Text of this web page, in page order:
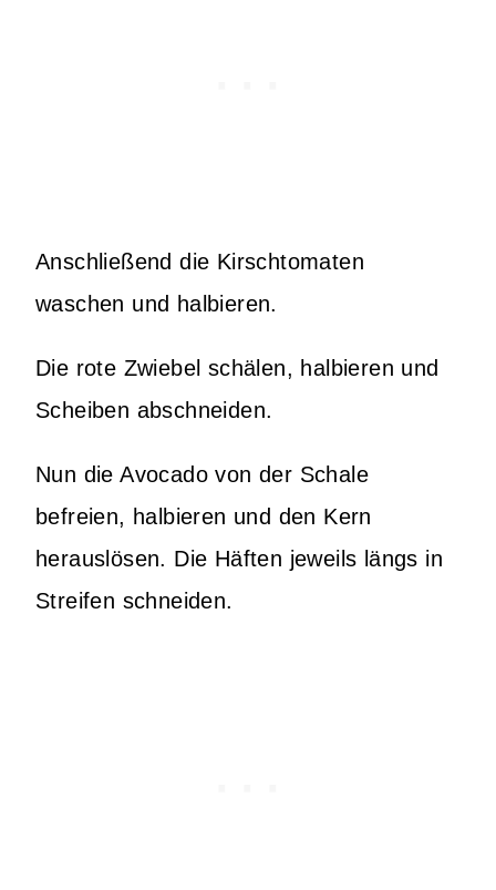
Anschließend die Kirschtomaten
waschen und halbieren.
Die rote Zwiebel schälen, halbieren und
Scheiben abschneiden.
Nun die Avocado von der Schale
befreien, halbieren und den Kern
herauslösen. Die Häften jeweils längs in
Streifen schneiden.